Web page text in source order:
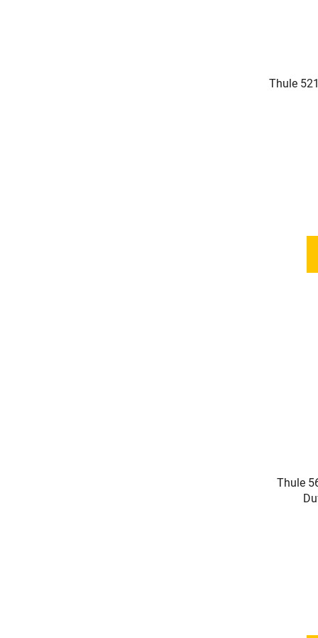
Thule
Thule